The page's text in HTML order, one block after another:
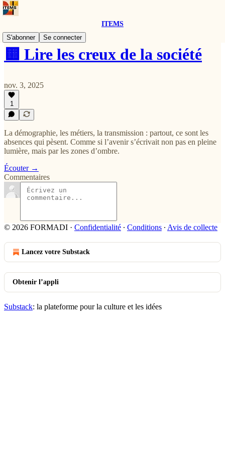
ITEMS
S'abonner
Se connecter
🟨 Lire les creux de la société
nov. 3, 2025
1
La démographie, les métiers, la transmission : partout, ce sont les
absences qui pèsent. Comme si l’avenir s’écrivait non pas en pleine
lumière, mais par les zones d’ombre.
Écouter →
Commentaires
© 2026 FORMADI · Confidentialité ∙ Conditions ∙ Avis de collecte
Lancez votre Substack
Obtenir l’appli
Substack: la plateforme pour la culture et les idées